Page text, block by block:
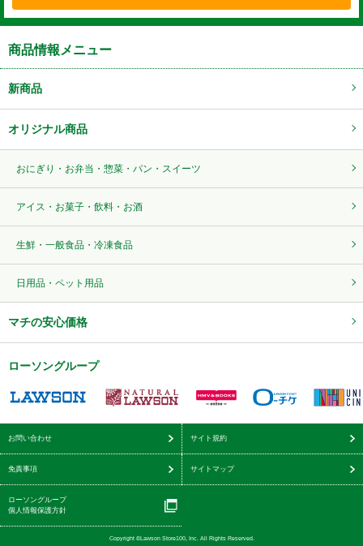
商品情報メニュー
新商品
オリジナル商品
おにぎり・お弁当・惣菜・パン・スイーツ
アイス・お菓子・飲料・お酒
生鮮・一般食品・冷凍食品
日用品・ペット用品
マチの安心価格
ローソングループ
お問い合わせ サイト規約
免責事項 サイトマップ
ローソングループ
個人情報保護方針
Copyright ©Lawson Store100, Inc. All Rights Reserved.